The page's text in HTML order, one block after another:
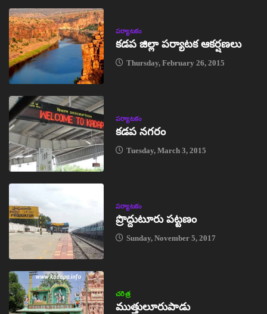
పర్యాటకం
కడప జిల్లా పర్యాటక ఆకర్షణలు
Thursday, February 26, 2015
పర్యాటకం
కడప నగరం
Tuesday, March 3, 2015
పర్యాటకం
ప్రొద్దుటూరు పట్టణం
Sunday, November 5, 2017
చరిత్ర
ముత్తులూరుపాడు